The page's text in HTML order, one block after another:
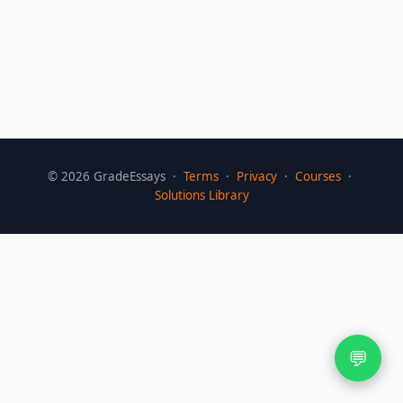
💬
© 2026 GradeEssays · Terms · Privacy · Courses ·
Solutions Library